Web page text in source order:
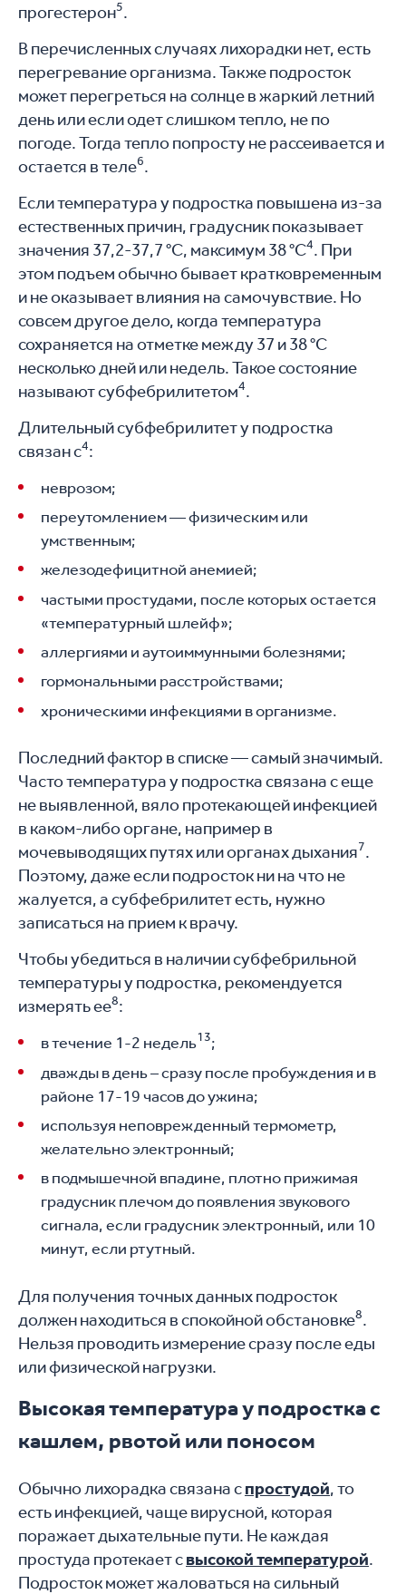
прогестерон5.
В перечисленных случаях лихорадки нет, есть
перегревание организма. Также подросток
может перегреться на солнце в жаркий летний
день или если одет слишком тепло, не по
погоде. Тогда тепло попросту не рассеивается и
остается в теле6.
Если температура у подростка повышена из-за
естественных причин, градусник показывает
значения 37,2-37,7 °C, максимум 38 °C4. При
этом подъем обычно бывает кратковременным
и не оказывает влияния на самочувствие. Но
совсем другое дело, когда температура
сохраняется на отметке между 37 и 38 °C
несколько дней или недель. Такое состояние
называют субфебрилитетом4.
Длительный субфебрилитет у подростка
связан с4:
неврозом;
переутомлением — физическим или
умственным;
железодефицитной анемией;
частыми простудами, после которых остается
«температурный шлейф»;
аллергиями и аутоиммунными болезнями;
гормональными расстройствами;
хроническими инфекциями в организме.
Последний фактор в списке — самый значимый.
Часто температура у подростка связана с еще
не выявленной, вяло протекающей инфекцией
в каком-либо органе, например в
мочевыводящих путях или органах дыхания7.
Поэтому, даже если подросток ни на что не
жалуется, а субфебрилитет есть, нужно
записаться на прием к врачу.
Чтобы убедиться в наличии субфебрильной
температуры у подростка, рекомендуется
измерять ее8:
в течение 1-2 недель13;
дважды в день – сразу после пробуждения и в
районе 17-19 часов до ужина;
используя неповрежденный термометр,
желательно электронный;
в подмышечной впадине, плотно прижимая
градусник плечом до появления звукового
сигнала, если градусник электронный, или 10
минут, если ртутный.
Для получения точных данных подросток
должен находиться в спокойной обстановке8.
Нельзя проводить измерение сразу после еды
или физической нагрузки.
Высокая температура у подростка с
кашлем, рвотой или поносом
Обычно лихорадка связана спростудой, то
есть инфекцией, чаще вирусной, которая
поражает дыхательные пути. Не каждая
простуда протекает свысокой температурой.
Подросток может жаловаться на сильный